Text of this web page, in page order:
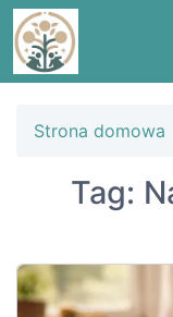
Strona domowa
Tag: